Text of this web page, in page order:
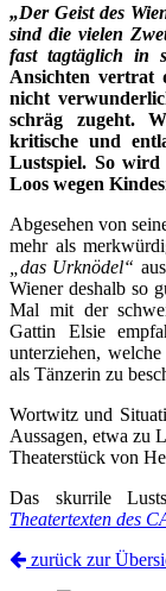
„Der Geist des
sind die vielen
fast tagtäglich in
Ansichten vertrat
nicht
schräg zugeht.
kritische und
Lustspiel. So wird
Loos wegen
Abgesehen von
mehr als
„das Urknödel“
Wiener deshalb so
Mal mit der
Gattin Elsie
unterziehen,
als Tänzerin zu
Wortwitz und
Aussagen, etwa zu
Theaterstück von
Das skurrile
Theatertexten des
zurück zur